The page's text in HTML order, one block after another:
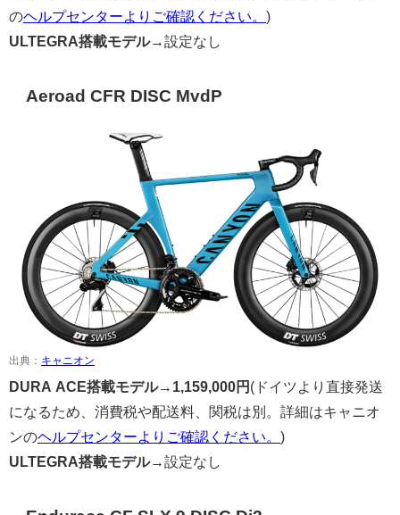
のヘルプセンターよりご確認ください。 )
ULTEGRA搭載モデル→設定なし
Aeroad CFR DISC MvdP
出典： キャニオン
DURA ACE搭載モデル→ 1,159,000円 (ドイツより直接発送
になるため、消費税や配送料、関税は別。詳細はキャニオ
ンのヘルプセンターよりご確認ください。 )
ULTEGRA搭載モデル→設定なし